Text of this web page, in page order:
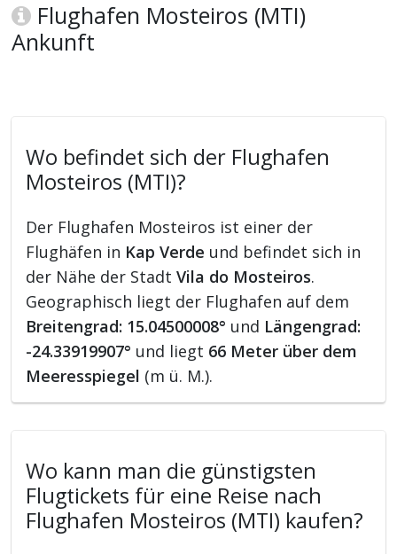
Flughafen Mosteiros (MTI)
Ankunft
Wo befindet sich der Flughafen
Mosteiros (MTI)?
Der Flughafen Mosteiros ist einer der
Flughäfen in Kap Verde und befindet sich in
der Nähe der StadtVila do Mosteiros.
Geographisch liegt der Flughafen auf dem
Breitengrad: 15.04500008° und Längengrad:
-24.33919907° und liegt 66 Meter über dem
Meeresspiegel (m ü. M.).
Wo kann man die günstigsten
Flugtickets für eine Reise nach
Flughafen Mosteiros (MTI) kaufen?